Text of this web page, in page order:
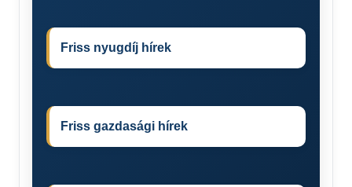
Friss nyugdíj hírek
Friss gazdasági hírek